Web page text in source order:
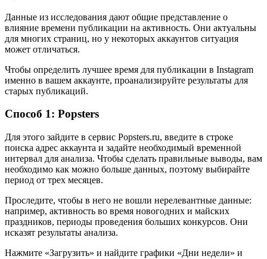
Данные из исследования дают общие представление о
влияние времени публикации на активность. Они актуальны
для многих страниц, но у некоторых аккаунтов ситуация
может отличаться.
Чтобы определить лучшее время для публикации в Instagram
именно в вашем аккаунте, проанализируйте результаты для
старых публикаций.
Способ 1: Popsters
Для этого зайдите в сервис Popsters.ru, введите в строке
поиска адрес аккаунта и задайте необходимый временной
интервал для анализа. Чтобы сделать правильные выводы, вам
необходимо как можно больше данных, поэтому выбирайте
период от трех месяцев.
Проследите, чтобы в него не вошли нерелевантные данные:
например, активность во время новогодних и майских
праздников, периоды проведения больших конкурсов. Они
исказят результаты анализа.
Нажмите «Загрузить» и найдите графики «Дни недели» и